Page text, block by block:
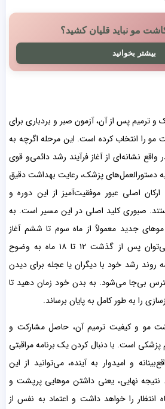
مو نباید قلیان کشید؟
بیشتر بخوانید
ترمیم پس از آن، آزمون صبر و بردباری برای
را انتخاب کرده است. این مرحله اگرچه به
واقع نشانه‌ای از آغاز فرآیند رشد دائمی‌و قوی
دستورالعمل‌های پزشک، رعایت بهداشت دقیق
اصلی عبور موفقیت‌آمیز از این دوره و
صبوری کلید اصلی در این مسیر است. به
جدید معمولاً از ماه سوم تا ششم آغاز
می‌شود و نتایج نهایی را می‌توان پس از گذشت ۱۲ تا ۱۸ ماه به وضوح
روند رشد خود با دیگران یا عجله برای دیدن
بی‌جا می‌شود. به بدن خود زمان دهید تا
را به طور کامل به پایان برساند.
مو و کیفیت ترمیم آن، حاصل مشارکت و
است. با دنبال کردن یک برنامه مراقبتی
و امیدوار به آینده، می‌توانید از این
نتیجه نهایی، یعنی داشتن موهایی پرپشت و
انتظار را خواهد داشت و اعتماد به نفس از